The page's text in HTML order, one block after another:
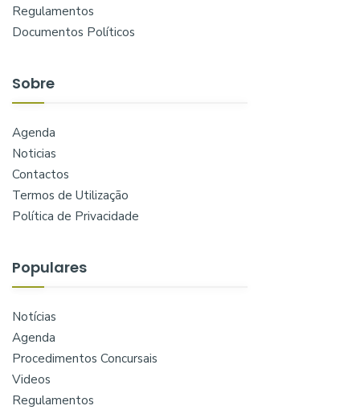
Regulamentos
Documentos Políticos
Sobre
Agenda
Noticias
Contactos
Termos de Utilização
Política de Privacidade
Populares
Notícias
Agenda
Procedimentos Concursais
Videos
Regulamentos